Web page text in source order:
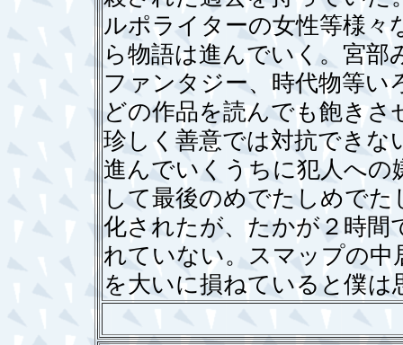
ルポライターの女性等様々
ら物語は進んでいく。宮
ファンタジー、時代物等
どの作品を読んでも飽き
珍しく善意では対抗できな
進んでいくうちに犯人への
して最後のめでたしめで
化されたが、たかが２時間
れていない。スマップの中
を大いに損ねていると僕は